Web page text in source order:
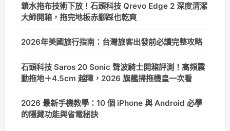
鎖水拖布技術下放！石頭科技 Qrevo Edge 2 深度清潔
大師開箱，拖完地板赤腳踩也乾爽
2026年美國旅行指南：台灣旅客出發前必讀完整攻略
石頭科技 Saros 20 Sonic 聲波騎士開箱評測！高頻震
動拖地＋4.5cm 越障，2026 旗艦掃拖機皇一次看
2026 最新手機教學：10 個 iPhone 與 Android 必學
的隱藏功能與省電秘訣